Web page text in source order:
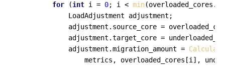
for (int i = 0; i < min(overloaded_cores.
            LoadAdjustment adjustment;
adjustment.source_core =
adjustment.target_core =
            adjustment.migration_amount =
metrics, overloaded_cores[i],